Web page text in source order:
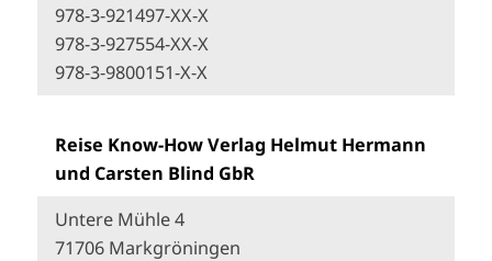
978-3-921497-XX-X
978-3-927554-XX-X
978-3-9800151-X-X
Reise Know-How Verlag Helmut Hermann
und Carsten Blind GbR
Untere Mühle 4
71706 Markgröningen